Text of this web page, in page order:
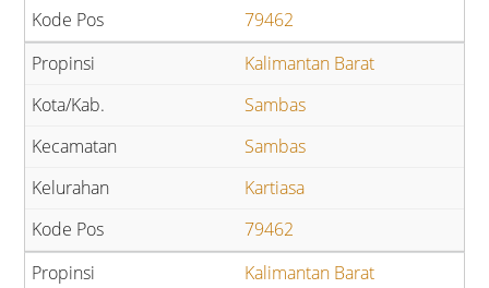
79462
Kalimantan Barat
Sambas
Sambas
Kartiasa
79462
Kalimantan Barat